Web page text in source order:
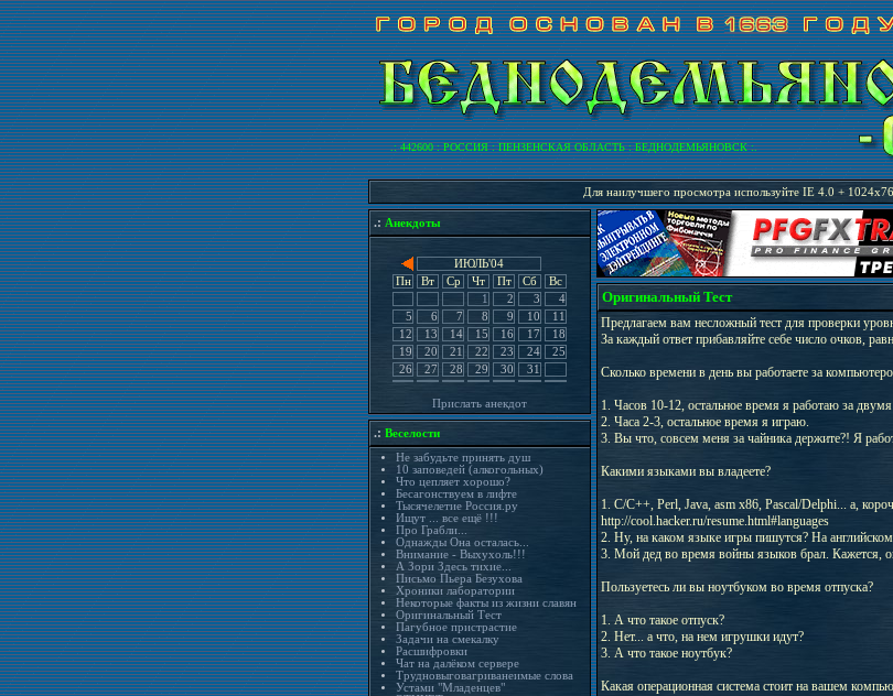
.: 442600 : РОССИЯ : ПЕНЗЕНСКАЯ ОБЛАСТЬ : БЕДНОДЕМЬЯНОВСК :.
Для наилучшего просмотра используйте IE 4.0 +
.: Анекдоты
ИЮЛЬ'04
Пн
Вт Ср Чт Пт Сб
Вс
1
2 3
4
5
6 7 8 9 10
11
12
13 14 15 16 17
18
19
20 21 22 23 24
25
26
27 28 29 30 31
Прислать анекдот
.: Веселости
Не забудьте принять душ
10 заповедей (алкогольных)
Что цепляет хорошо?
Бесагонствуем в лифте
Тысячелетие Россия.ру
Ищут ... все ещё !!!
Про Грабли...
Однажды Она осталась...
Внимание - Выхухоль!!!
А Зори Здесь тихие...
Письмо Пьера Безухова
Хроники лаборатории
Некоторые факты из жизни славян
Оригинальный Тест
Пагубное пристрастие
Задачи на смекалку
Расшифровки
Чат на далёком сервере
Трудновыговагриванеимые слова
Устами "Младенцев"
Оригинальный Тест
Предлагаем вам несложный тест для проверки
За каждый ответ прибавляйте себе число очков,
Сколько времени в день вы работаете за
1. Часов 10-12, остальное время я работаю за
2. Часа 2-3, остальное время я играю.
3. Вы что, совсем меня за чайника держите?! Я
Какими языками вы владеете?
1. С/С++, Perl, Java, asm x86, Pascal/Delphi... а,
http://cool.hacker.ru/resume.html#languages
2. Ну, на каком языке игры пишутся? На
3. Мой дед во время войны языков брал. Кажется,
Пользуетесь ли вы ноутбуком во время отпуска?
1. А что такое отпуск?
2. Нет... а что, на нем игрушки идут?
3. А что такое ноутбук?
Какая операционная система стоит на вашем